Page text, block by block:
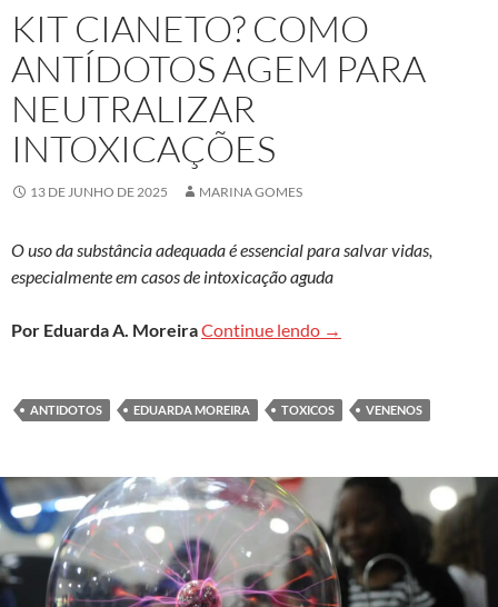
KIT CIANETO? COMO
ANTÍDOTOS AGEM PARA
NEUTRALIZAR
INTOXICAÇÕES
13 DE JUNHO DE 2025 MARINA GOMES
O uso da substância adequada é essencial para salvar vidas,
especialmente em casos de intoxicação aguda
Por Eduarda A. MoreiraContinue lendo Kit cianeto? Como
→
ANTIDOTOS EDUARDA MOREIRA TOXICOS VENENOS